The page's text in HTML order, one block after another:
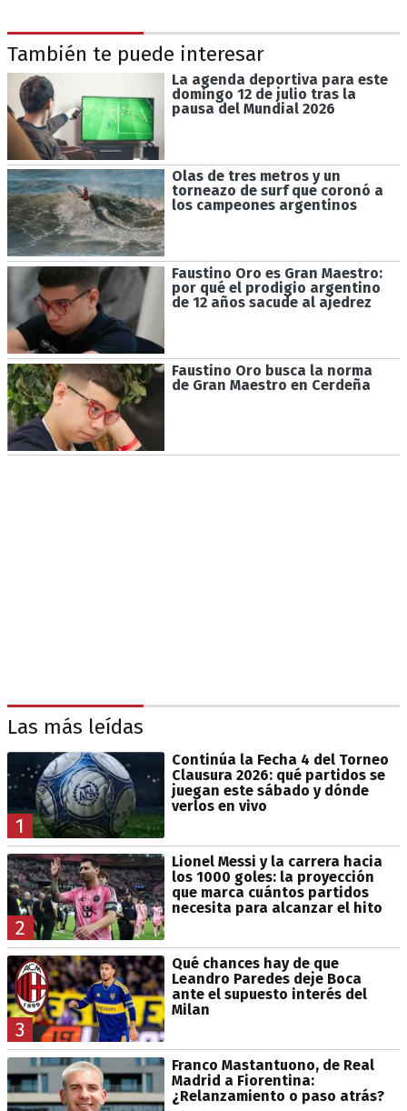
También te puede interesar
La agenda deportiva para este
domingo 12 de julio tras la
pausa del Mundial 2026
Olas de tres metros y un
torneazo de surf que coronó a
los campeones argentinos
Faustino Oro es Gran Maestro:
por qué el prodigio argentino
de 12 años sacude al ajedrez
Faustino Oro busca la norma
de Gran Maestro en Cerdeña
Las más leídas
1
Continúa la Fecha 4 del Torneo
Clausura 2026: qué partidos se
juegan este sábado y dónde
verlos en vivo
2
Lionel Messi y la carrera hacia
los 1000 goles: la proyección
que marca cuántos partidos
necesita para alcanzar el hito
3
Qué chances hay de que
Leandro Paredes deje Boca
ante el supuesto interés del
Milan
Franco Mastantuono, de Real
Madrid a Fiorentina:
¿Relanzamiento o paso atrás?